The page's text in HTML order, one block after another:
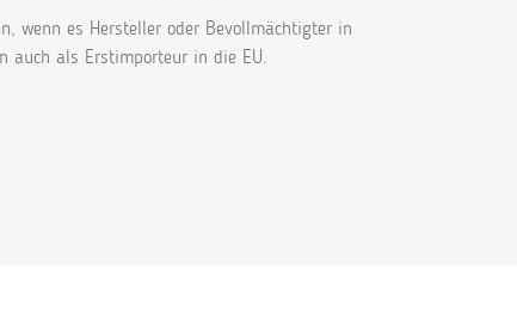
wenn es Hersteller oder Bevollmächtigter in
auch als Erstimporteur in die EU.